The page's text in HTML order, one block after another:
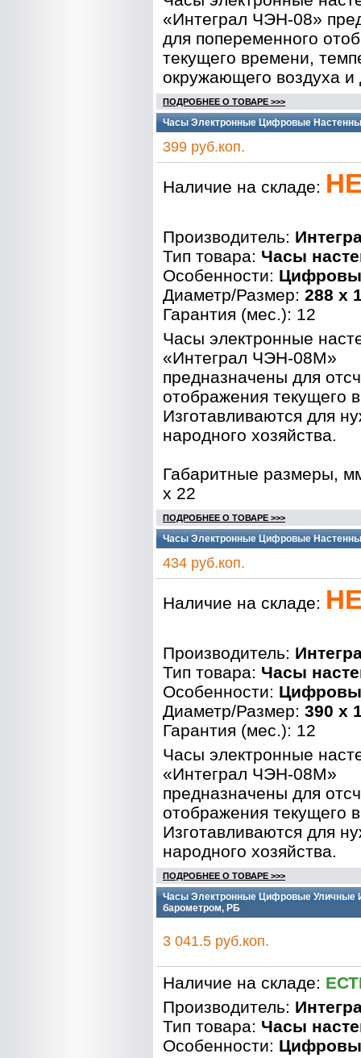
«Интеграл ЧЭН-08»
для попеременного
текущего времени,
окружающего воздуха и
ПОДРОБНЕЕ О ТОВАРЕ >>>
Часы Электронные Цифровые
399 руб.коп.
Наличие на складе:
Производитель:
Тип товара: Часы
Особенности:
Диаметр/Размер: 288 x
Гарантия (мес.): 12
Часы электронные
«Интеграл ЧЭН-08М»
предназначены для
отображения текущего
Изготавливаются для
народного хозяйства.
Габаритные размеры,
х 22
ПОДРОБНЕЕ О ТОВАРЕ >>>
Часы Электронные Цифровые
434 руб.коп.
Наличие на складе:
Производитель:
Тип товара: Часы
Особенности:
Диаметр/Размер: 390 x
Гарантия (мес.): 12
Часы электронные
«Интеграл ЧЭН-08М»
предназначены для
отображения текущего
Изготавливаются для
народного хозяйства.
ПОДРОБНЕЕ О ТОВАРЕ >>>
Часы Электронные Цифровые Уличные
барометром, РБ
3 041.5 руб.коп.
Наличие на складе:
Производитель:
Тип товара: Часы
Особенности: